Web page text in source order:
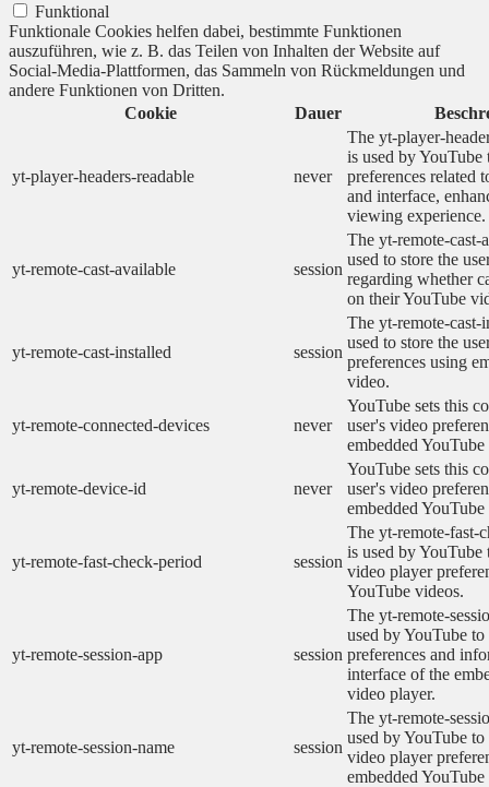
Funktional
Funktionale Cookies helfen dabei, bestimmte Funktionen
auszuführen, wie z. B. das Teilen von Inhalten der Website auf
Social-Media-Plattformen, das Sammeln von Rückmeldungen und
andere Funktionen von Dritten.
Cookie
Dauer
yt-player-headers-readable never
The yt-player-
is used by YouTube
preferences related
and interface,
viewing experience.
yt-remote-cast-available session
The yt-remote-cast-
used to store the
regarding whether
on their YouTube
yt-remote-cast-installed session
The yt-remote-cast-
used to store the
preferences using
video.
yt-remote-connected-devices never
YouTube sets this
user's video
embedded
yt-remote-device-id never
YouTube sets this
user's video
embedded
yt-remote-fast-check-period session
The yt-remote-fast-
is used by YouTube
video player
YouTube videos.
yt-remote-session-app session
The yt-remote-
used by YouTube to
preferences and
interface of the
video player.
yt-remote-session-name session
The yt-remote-
used by YouTube to
video player
embedded